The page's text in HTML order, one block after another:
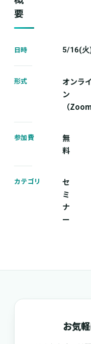
要
日時 5/16(火
形式
オンライ
ン
（Zoom
参加費
無
料
カテゴリ
セ
ミ
ナ
ー
お気